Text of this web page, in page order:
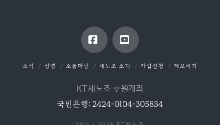
FacebookYouTube
소식 성명 소통마당 새노조 소개 가입신청 제보하기
KT새노조 후원계좌
국민은행: 2424-0104-305834